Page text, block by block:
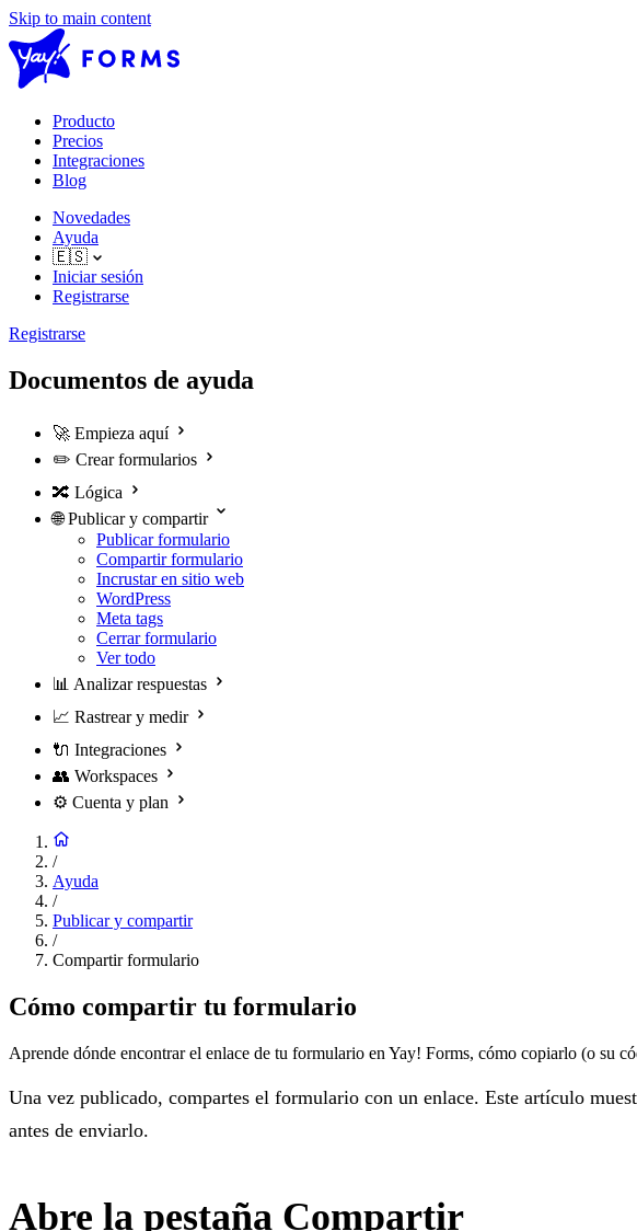
Skip to main content
Producto
Precios
Integraciones
Blog
Novedades
Ayuda
🇪🇸
Iniciar sesión
Registrarse
Registrarse
Documentos de ayuda
🚀 Empieza aquí
✏️ Crear formularios
🔀 Lógica
🌐 Publicar y compartir
Publicar formulario
Compartir formulario
Incrustar en sitio web
WordPress
Meta tags
Cerrar formulario
Ver todo
📊 Analizar respuestas
📈 Rastrear y medir
🔌 Integraciones
👥 Workspaces
⚙️ Cuenta y plan
/
Ayuda
/
Publicar y compartir
/
Compartir formulario
Cómo compartir tu formulario
Aprende dónde encontrar el enlace de tu formulario en Yay! Forms, cómo copiarlo (o
Una vez publicado, compartes el formulario con un enlace. Este artículo
antes de enviarlo.
Abre la pestaña Compartir